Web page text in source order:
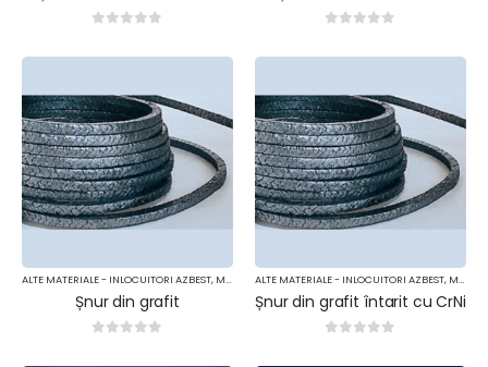
ALTE MATERIALE - INLOCUITORI AZBEST, MATERIALE TERMOIZOLANTE
Șnur din grafit
ALTE MATERIALE - INLOCUITORI AZBEST, MATERIALE TERMOIZOLANTE
Șnur din grafit întarit cu CrNi